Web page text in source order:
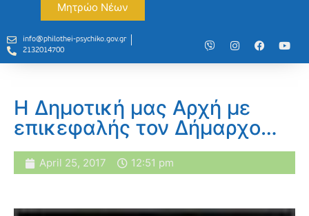
Μητρώο Νέων
info@philothei-psychiko.gov.gr
2132014700
Η Δημοτική μας Αρχή με
επικεφαλής τον Δήμαρχο…
April 25, 2017 12:51 pm